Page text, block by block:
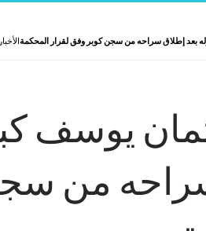
الأخباربعد إطلاق سراحه من سجن كوبر وفق لقرار المحكمة
يوسف
سراحه من